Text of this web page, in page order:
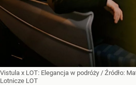
Vistula x LOT: Elegancja w podróży / Źródło:
Lotnicze LOT